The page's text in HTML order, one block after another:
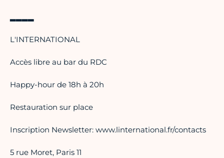
▂▂▂▂
L'INTERNATIONAL
Accès libre au bar du RDC
Happy-hour de 18h à 20h
Restauration sur place
Inscription Newsletter: www.linternational.fr/contacts
5 rue Moret, Paris 11